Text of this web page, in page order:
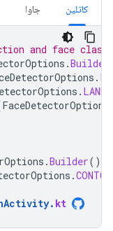
کاتلین جاوا
and face
.Builder
.
.
FaceDetectorOptions
.Builder()
.
. kt